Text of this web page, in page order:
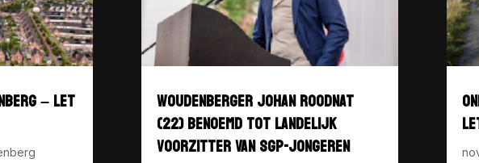
– LET WOUDENBERGER JOHAN ROODNAT
(22) BENOEMD TOT LANDELIJK
VOORZITTER VAN SGP-JONGEREN